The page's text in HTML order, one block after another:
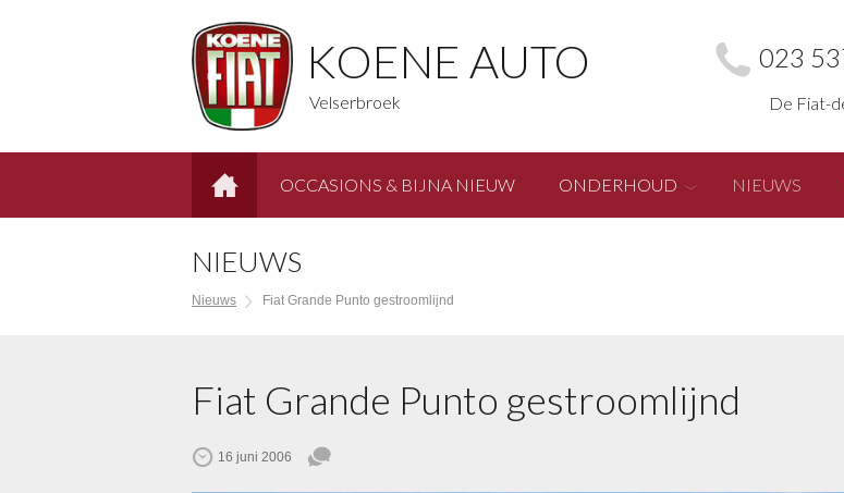
KOENE AUTO
Velserbroek
023
De Fiat-
OCCASIONS & BIJNA NIEUW ONDERHOUD NIEUWS
NIEUWS
Nieuws Fiat Grande Punto gestroomlijnd
Fiat Grande Punto gestroomlijnd
16 juni 2006